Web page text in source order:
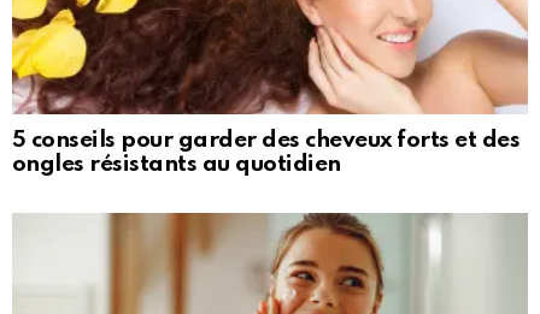
5 conseils pour garder des cheveux forts et des
ongles résistants au quotidien